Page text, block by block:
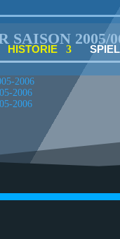
HISTORIE
SAISON 2005/